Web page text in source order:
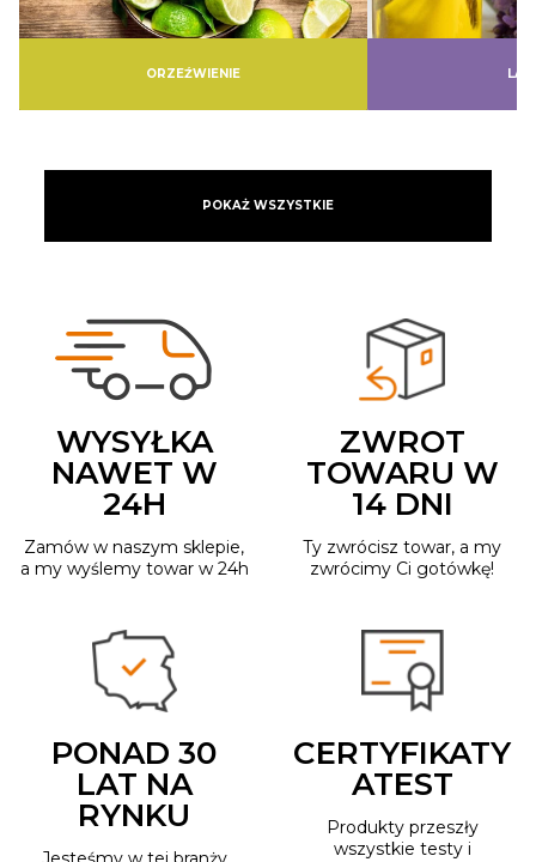
ORZEŹWIENIE
POKAŻ WSZYSTKIE
WYSYŁKA
NAWET W
24H
Zamów w naszym sklepie,
a my wyślemy towar w 24h
ZWROT
TOWARU W
14 DNI
Ty zwrócisz towar, a my
zwrócimy Ci gotówkę!
PONAD 30
LAT NA
RYNKU
CERTYFIKATY
ATEST
Produkty przeszły
wszystkie testy i